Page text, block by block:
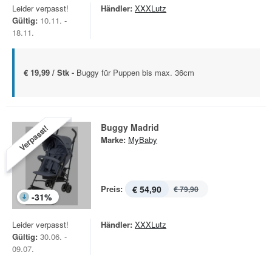
Leider verpasst!
Gültig: 10.11. -
18.11.
Händler: XXXLutz
€ 19,99 / Stk - Buggy für Puppen bis max. 36cm
Verpasst!
-31%
Buggy Madrid
Marke: MyBaby
Preis: € 54,90 € 79,90
Leider verpasst!
Gültig: 30.06. -
09.07.
Händler: XXXLutz